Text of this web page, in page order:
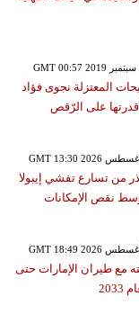
المعتزلة نجوى فؤاد
على الرّقص
من تسارع تفشي إيبولا
نقص الإمكانات
مع طيران الإمارات حتى
2033